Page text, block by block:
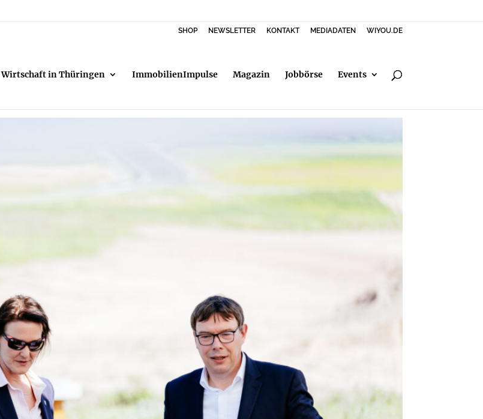
SHOP NEWSLETTER KONTAKT MEDIADATEN WIYOU.DE
Wirtschaft in Thüringen ImmobilienImpulse Magazin Jobbörse Events